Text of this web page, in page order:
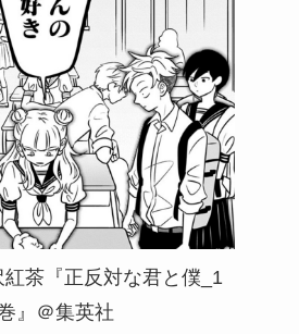
茶『正反対な君と僕_1
』＠集英社